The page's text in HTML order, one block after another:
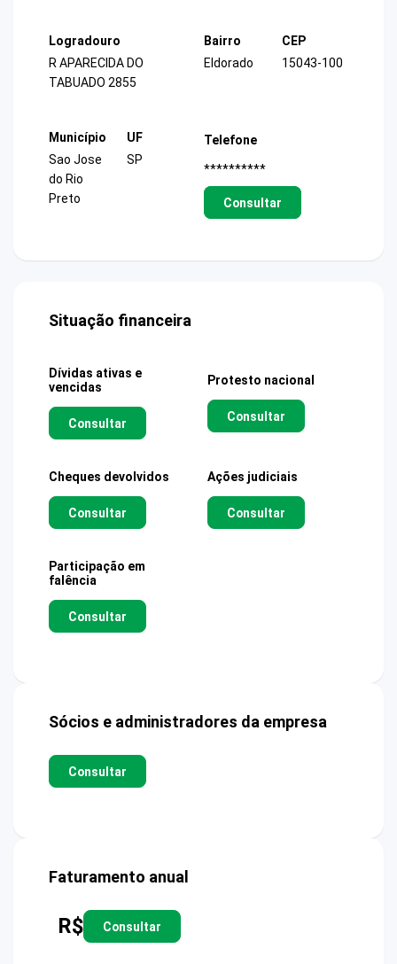
Logradouro
R APARECIDA DO
TABUADO 2855
Bairro
Eldorado
CEP
15043-100
Município
Sao Jose
do Rio
Preto
UF
SP
Telefone
**********
Consultar
Situação financeira
Dívidas ativas e
vencidas
Consultar
Protesto nacional
Consultar
Cheques devolvidos
Consultar
Ações judiciais
Consultar
Participação em
falência
Consultar
Sócios e administradores da empresa
Consultar
Faturamento anual
R$ Consultar